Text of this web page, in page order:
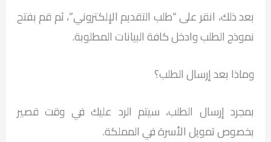
بعد ذلك، انقر على “طلب التقديم الإلكتروني”، ثم قم بفتح
نموذج الطلب وادخل كافة البيانات المطلوبة.
وماذا بعد إرسال الطلب؟
بمجرد إرسال الطلب، سيتم الرد عليك في وقت قصير
بخصوص تمويل الأسرة في المملكة.